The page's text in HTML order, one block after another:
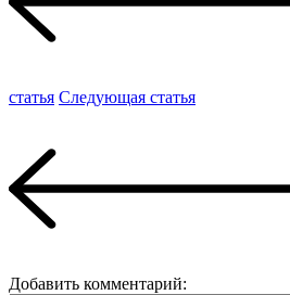
статья Следующая статья
Добавить комментарий: